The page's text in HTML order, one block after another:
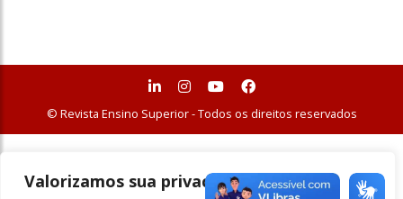
Valorizamos sua privacidade
© Revista Ensino Superior - Todos os direitos reservados